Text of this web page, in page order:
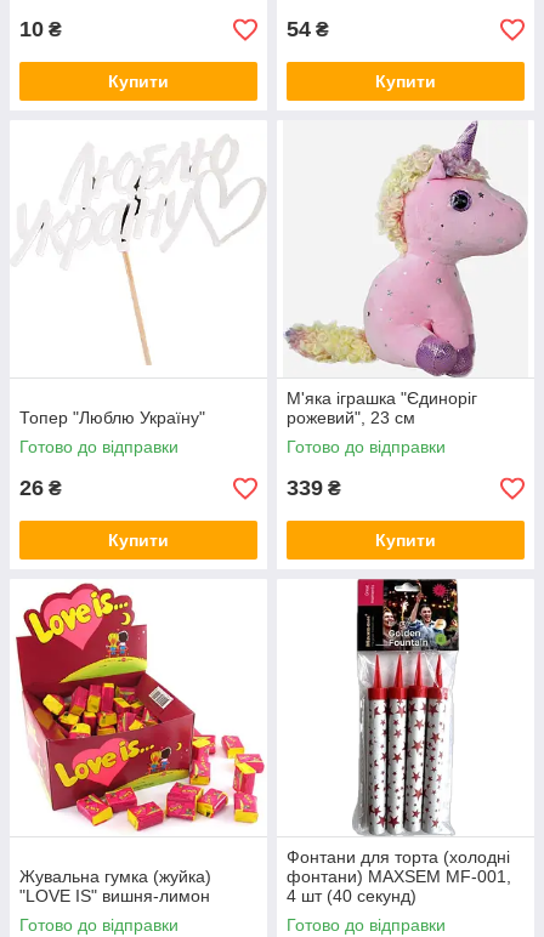
10 ₴
Купити
54 ₴
Купити
Топер "Люблю Україну"
Готово до відправки
26 ₴
Купити
М'яка іграшка "Єдиноріг
рожевий", 23 см
Готово до відправки
339 ₴
Купити
Жувальна гумка (жуйка)
"LOVE IS" вишня-лимон
Готово до відправки
Фонтани для торта (холодні
фонтани) MAXSEM MF-001,
4 шт (40 секунд)
Готово до відправки